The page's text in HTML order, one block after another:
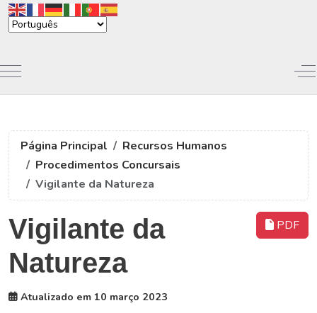
Mobile Menu Toggle
Página Principal
Recursos Humanos
Procedimentos Concursais
Vigilante da Natureza
PDF
Vigilante da
Natureza
Atualizado em 10 março 2023